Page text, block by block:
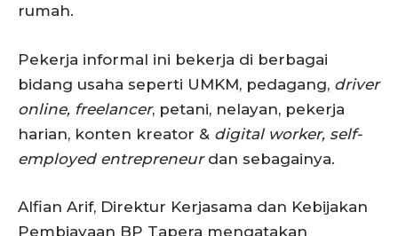
rumah.
Pekerja informal ini bekerja di berbagai
bidang usaha seperti UMKM, pedagang, driver
online, freelancer, petani, nelayan, pekerja
harian, konten kreator & digital worker, self-
employed entrepreneurdan sebagainya.
Alfian Arif, Direktur Kerjasama dan Kebijakan
Pembiayaan BP Tapera mengatakan